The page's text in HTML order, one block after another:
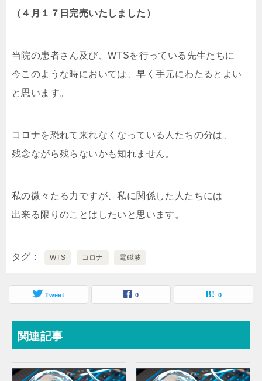
（４月１７日完売いたしました）
当院の患者さん及び、WTSを行っている先生たちに
今このような時においては、早く手元にわたるとよい
と思います。
コロナを恐れて来れなくなっている人たちの分は、
残念ながら残らないかも知れません。
私の微々たる力ですが、私に関係した人たちには
出来る限りのことはしたいと思います。
タグ WTS コロナ 電磁波
Tweet 0 0
関連記事